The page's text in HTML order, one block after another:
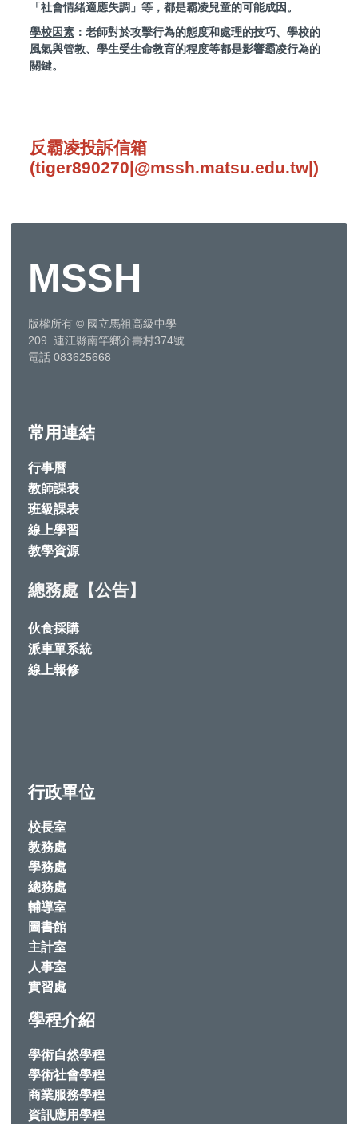
「社會情緒適應失調」等，都是霸凌兒童的可能成因。
學校因素 ：老師對於攻擊行為的態度和處理的技巧、學校的
風氣與管教、學生受生命教育的程度等都是影響霸凌行為的
關鍵。
反霸凌投訴信箱
(tiger890270|@mssh.matsu.edu.tw|)
MSSH
版權所有 © 國立馬祖高級中學
209 連江縣南竿鄉介壽村374號
電話 083625668
常用連結
行事曆
教師課表
班級課表
線上學習
教學資源
總務處【公告】
伙食採購
派車單系統
線上報修
行政單位
校長室
教務處
學務處
總務處
輔導室
圖書館
主計室
人事室
實習處
學程介紹
學術自然學程
學術社會學程
商業服務學程
資訊應用學程